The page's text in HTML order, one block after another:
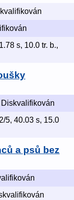
s, 10.0 tr. b.,
Diskvalifikován
5, 40.03 s, 15.0
a psů bez